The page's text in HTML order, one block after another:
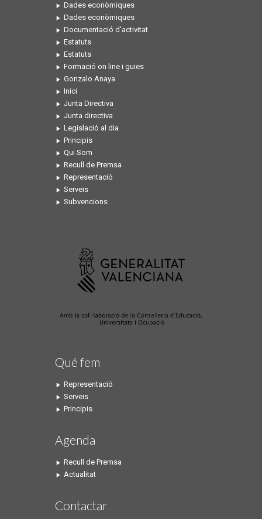
Dades econòmiques
Dades econòmiques
Documentació d’activitat
Estatuts
Estatuts
Formació on line i guies
Gonzalo Anaya
Inici
Junta Directiva
Junta directiva
Legislació al dia
Principis
Qui Som
Recull de Premsa
Representació
Serveis
Subvencions
Qué fem
Representació
Serveis
Principis
Agenda
Recull de Premsa
Actualitat
Contactar